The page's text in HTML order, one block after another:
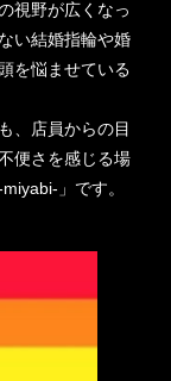
視野が広くなっ
い結婚指輪や婚
を悩ませている
、店員からの目
便さを感じる場
」です。